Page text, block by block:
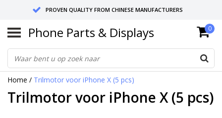
PROVEN QUALITY FROM CHINESE MANUFACTURERS
SEND RETURNS TO GERMANY OR NETHERLANDS
10 DAY SHIPPING
Phone Parts & Displays 0
Home / Trilmotor voor iPhone X (5 pcs)
Trilmotor voor iPhone X (5 pcs)